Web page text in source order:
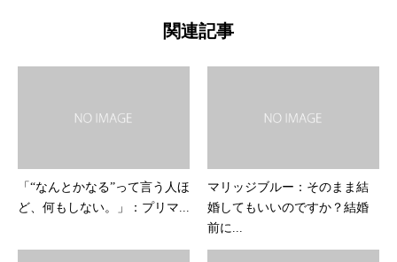
関連記事
「“なんとかなる”って言う人ほ
ど、何もしない。」：プリマ...
マリッジブルー：そのまま結
婚してもいいのですか？結婚
前に...